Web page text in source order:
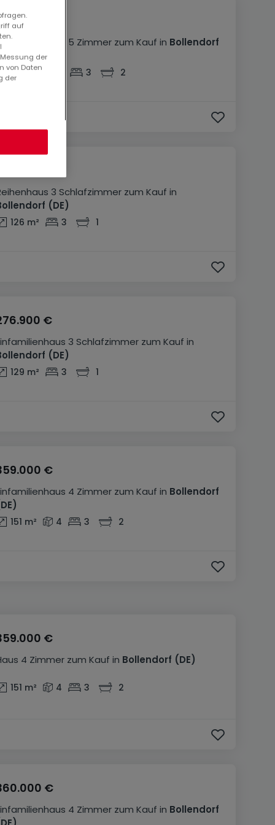
5 Zimmer zum Kauf in Bollendorf
€
153 m² 3 2
3 Schlafzimmer zum Kauf in
(DE)
126 m² 3 1
3 Schlafzimmer zum Kauf in
(DE)
€
129 m² 3 1
4 Zimmer zum Kauf in Bollendorf
€
151 m² 4 3 2
4 Zimmer zum Kauf in Bollendorf (DE)
€
151 m² 4 3 2
4 Zimmer zum Kauf in Bollendorf
€
auf
der
von Daten
der